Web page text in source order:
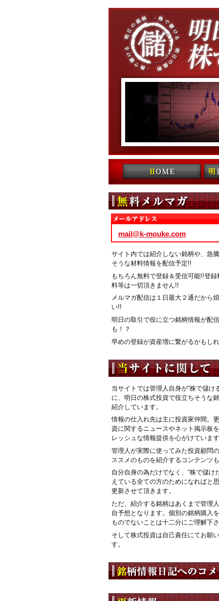
コンテンツへ移動
mail@k-mouke.com
サイト内では紹介しない銘柄や、急
そうな材料情報を配信予定!!
もちろん無料で登録＆受信可能!!登録
料等は一切頂きません!!
メルマガ配信は１日最大２通だから
い!!
明日の取引で役に立つ銘柄情報が配
も！？
早めの登録が資産増に繋がるかもし
当サイトでは管理人自身が“株で儲け
に、明日の株式投資で役立ちそうな
紹介しています。
情報の仕入れ先は主に投資家仲間。
資に関するニュースやネット掲示板
レッシュな情報提供を心がけていま
管理人が実際に使ってみた投資顧問
ススメのものを紹介するコンテンツ
自分自身の為だけでなく、“株で儲け
えている全ての方のためになればと
更新させて頂きます。
ただ、紹介する銘柄はあくまで管理
自予想となります。個別の銘柄購入
ものでないことは十二分にご理解下
そして株式投資は自己責任にてお願
す。